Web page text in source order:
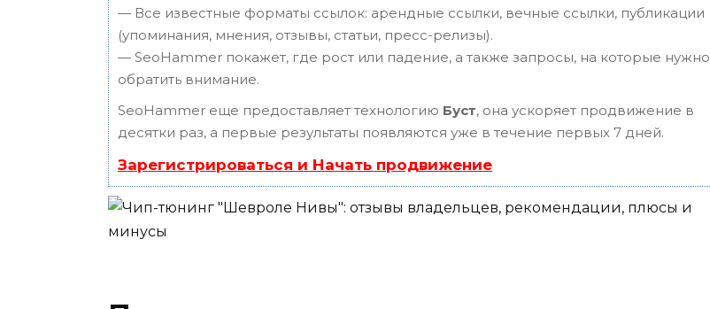
— Все известные форматы ссылок: арендные ссылки, вечные ссылки, публикации
(упоминания, мнения, отзывы, статьи, пресс-релизы).
— SeoHammer покажет, где рост или падение, а также запросы, на которые нужно
обратить внимание.
SeoHammer еще предоставляет технологию Буст, она ускоряет продвижение в
десятки раз, а первые результаты появляются уже в течение первых 7 дней.
Зарегистрироваться и Начать продвижение